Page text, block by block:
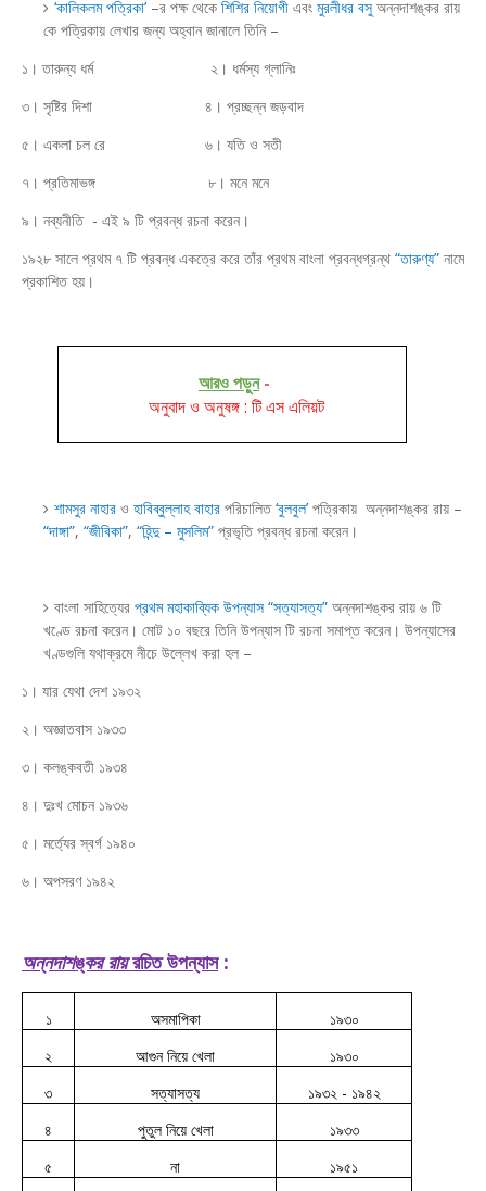
‘কালিকলম পত্রিকা’ –র পক্ষ থেকে শিশির নিয়োগী এবং মুরলীধর বসু অন্নদাশঙ্কর রায়
কে পত্রিকায় লেখার জন্য অহ্বান জানালে তিনি –
১। তারুন্য ধর্ম
২। ধর্মস্য গ্লানিঃ
৩। সৃষ্টির দিশা
৪। প্রচ্ছন্ন জড়বাদ
৫। একলা চল রে
৬। যতি ও সতী
৭। প্রতিমাভঙ্গ
৮। মনে মনে
৯। নব্যনীতি - এই ৯ টি প্রবন্ধ রচনা করেন।
১৯২৮ সালে প্রথম ৭ টি প্রবন্ধ একত্রে করে তাঁর প্রথম বাংলা প্রবন্ধগ্রন্থ “তারুণ্য” নামে
প্রকাশিত হয়।
আরও পড়ুন-
অনুবাদ ও অনুষঙ্গ : টি এস এলিয়ট
শামসুর নাহার ও হাবিব্বুল্লাহ বাহার পরিচালিত‘বুলবুল’ পত্রিকায় অন্নদাশঙ্কর রায় –
“দাঙ্গা”, “জীবিকা”, “হিন্দু – মুসলিম” প্রভৃতি প্রবন্ধ রচনা করেন।
বাংলা সাহিত্যের প্রথম মহাকাব্যিক উপন্যাস “সত্যাসত্য” অন্নদাশঙ্কর রায় ৬ টি
খণ্ডে রচনা করেন। মোট ১০ বছরে তিনি উপন্যাস টি রচনা সমাপ্ত করেন। উপন্যাসের
খণ্ডগুলি যথাক্রমে নীচে উল্লেখ করা হল –
১। যার যেথা দেশ ১৯৩২
২। অজ্ঞাতবাস ১৯৩৩
৩। কলঙ্কবতী ১৯৩৪
৪। দুঃখ মোচন ১৯৩৬
৫। মর্ত্যের স্বর্গ ১৯৪০
৬। অপসরণ ১৯৪২
অন্নদাশঙ্কর রায়রচিত উপন্যাস:
১ অসমাপিকা
১৯৩০
২
আগুন নিয়ে খেলা
১৯৩০
৩
সত্যাসত্য
১৯৩২ - ১৯৪২
৪
পুতুল নিয়ে খেলা
১৯৩৩
৫
না
১৯৫১